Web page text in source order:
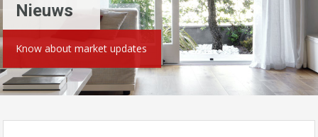
Nieuws
Know about market updates